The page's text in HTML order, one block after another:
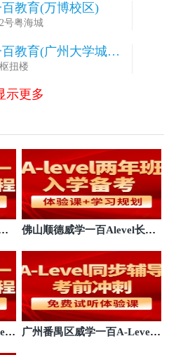
教育(万博校区)
号粤海城
教育(广州大学城校
扭楼
育(南海校区)
广场3楼
育(大良校区)
1号
育
花园
育
育(顺碧校区)
育
示更多
佛山顺德威学一百Alevel长培
广州番禺区威学一百A-Level1